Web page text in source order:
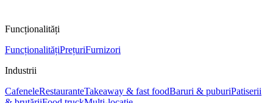
Funcționalități
FuncționalitățiPrețuriFurnizori
Industrii
CafeneleRestauranteTakeaway & fast foodBaruri & puburiPatiserii